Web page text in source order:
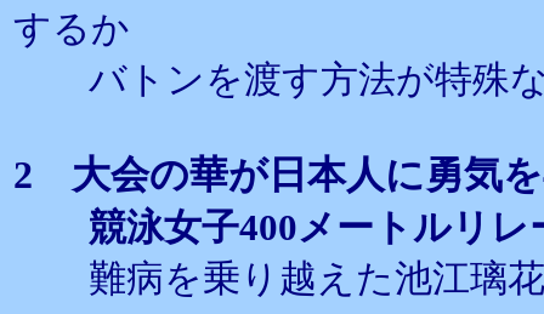
するか
バトンを渡す方法が特殊な
2 大会の華が日本人に勇気
競泳女子400メートルリレ
難病を乗り越えた池江璃花